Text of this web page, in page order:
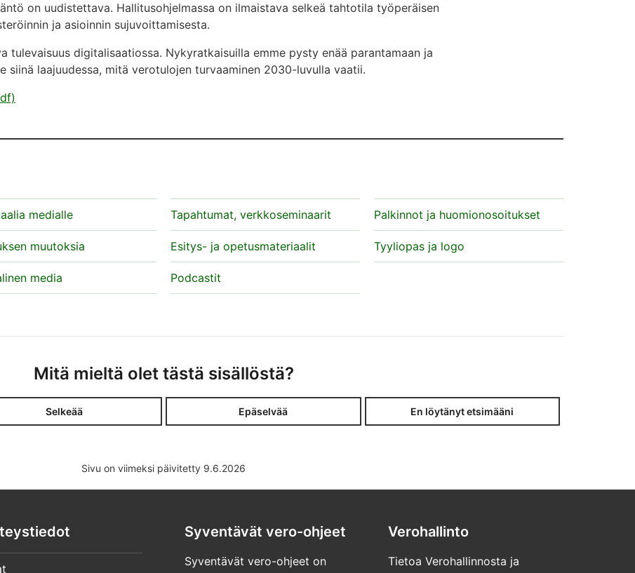
on uudistettava. Hallitusohjelmassa on ilmaistava selkeä tahtotila työperäisen
ja asioinnin sujuvoittamisesta.
tulevaisuus digitalisaatiossa. Nykyratkaisuilla emme pysty enää parantamaan ja
siinä laajuudessa, mitä verotulojen turvaaminen 2030-luvulla vaatii.
medialle
muutoksia
media
Tapahtumat, verkkoseminaarit
Esitys- ja opetusmateriaalit
Podcastit
Palkinnot ja huomionosoitukset
Tyyliopas ja logo
Mitä mieltä olet tästä sisällöstä?
Selkeää Epäselvää En löytänyt etsimääni
Sivu on viimeksi päivitetty 9.6.2026
Syventävät vero-ohjeet
Syventävät vero-ohjeet on
Verohallinto
Tietoa Verohallinnosta ja